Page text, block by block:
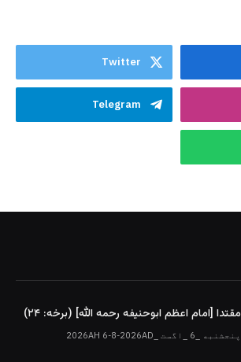
Twitter
Telegram
مقتدا [امام اعظم ابوحنیفه رحمه الله‎] (برخه: ۲۴)
پنجشنبه _6 _اگست _2026AH 6-8-2026AD